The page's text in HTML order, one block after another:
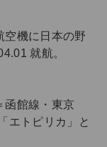
空機に日本の野
就航。
函館線・東京
エトピリカ」と